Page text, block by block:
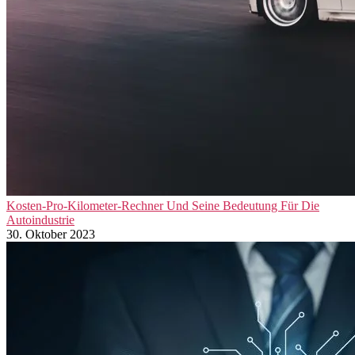
Kosten-Pro-Kilometer-Rechner Und Seine Bedeutung Für Die
Autoindustrie
30. Oktober 2023